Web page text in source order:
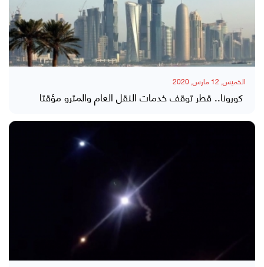
الخميس, 12 مارس, 2020
كورونا.. قطر توقف خدمات النقل العام والمترو مؤقتا